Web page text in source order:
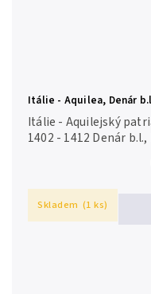
Itálie - Aquilea, Denár
Itálie - Aquilejský
1402 - 1412 Denár
hledící vlevo, opis.
Skladem (1 ks)